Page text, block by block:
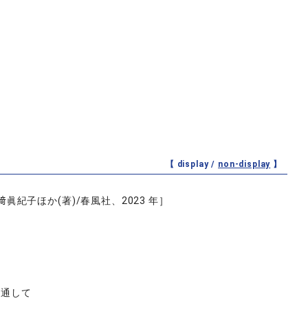
【 display / non-display 】
眞紀子ほか(著)/春風社、2023 年］
して